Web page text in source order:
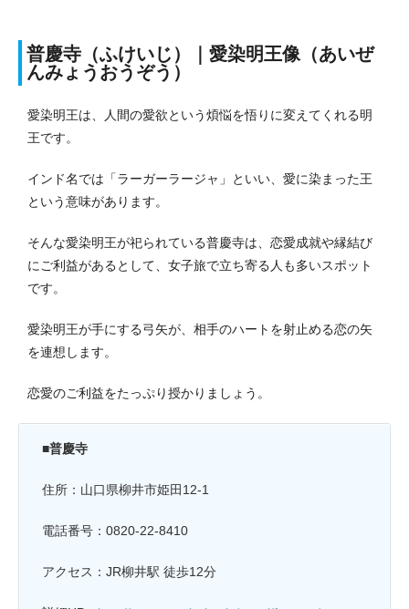
普慶寺（ふけいじ）｜愛染明王像（あいぜ
んみょうおうぞう）
愛染明王は、人間の愛欲という煩悩を悟りに変えてくれる明
王です。
インド名では「ラーガーラージャ」といい、愛に染まった王
という意味があります。
そんな愛染明王が祀られている普慶寺は、恋愛成就や縁結び
にご利益があるとして、女子旅で立ち寄る人も多いスポット
です。
愛染明王が手にする弓矢が、相手のハートを射止める恋の矢
を連想します。
恋愛のご利益をたっぷり授かりましょう。
■普慶寺
住所：山口県柳井市姫田12-1
電話番号：0820-22-8410
アクセス：JR柳井駅 徒歩12分